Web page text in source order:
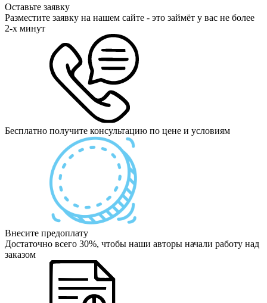
Оставьте заявку
Разместите заявку на нашем сайте - это займёт у вас не более
2-х минут
Бесплатно получите консультацию по цене и условиям
Внесите предоплату
Достаточно всего 30%, чтобы наши авторы начали работу над
заказом